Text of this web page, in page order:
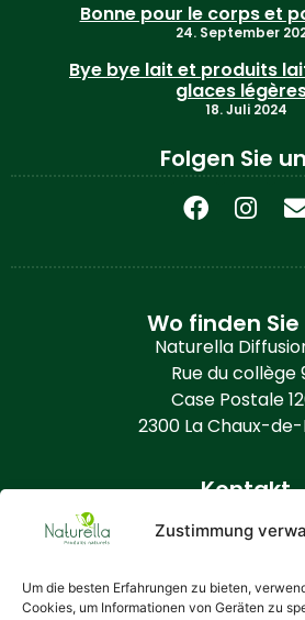
Zustimmung
Um die besten Erfahrungen zu bieten,
Cookies, um Informationen von Geräten zu
Bonne pour le corps et
24. September
Bye bye lait et produits
glaces
18. Juli 2024
Folgen Sie
Wo finden Sie
Naturella
Rue du collège
Case Postale
2300 La Chaux-
Kontakt
https://